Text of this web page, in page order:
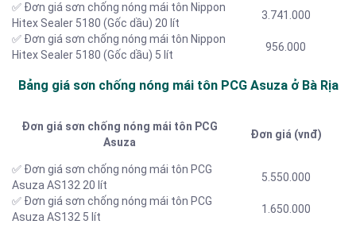
✅ Đơn giá sơn chống nóng mái tôn Nippon
Hitex Sealer 5180 (Gốc dầu) 20 lít
3.741.000
✅ Đơn giá sơn chống nóng mái tôn Nippon
Hitex Sealer 5180 (Gốc dầu) 5 lít
956.000
Bảng giá sơn chống nóng mái tôn PCG Asuza ở Bà Rịa
Đơn giá sơn chống nóng mái tôn PCG
Asuza
Đơn giá (vnđ)
✅ Đơn giá sơn chống nóng mái tôn PCG
Asuza AS132 20 lít
5.550.000
✅ Đơn giá sơn chống nóng mái tôn PCG
Asuza AS132 5 lít
1.650.000